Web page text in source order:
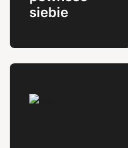
siebie